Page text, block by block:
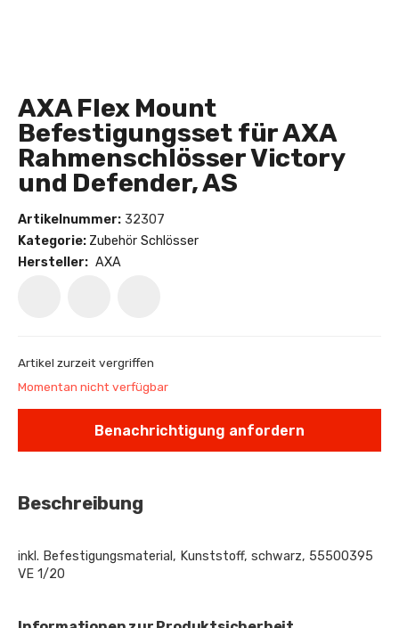
AXA Flex Mount
Befestigungsset für AXA
Rahmenschlösser Victory
und Defender, AS
Artikelnummer: 32307
Kategorie: Zubehör Schlösser
Hersteller: AXA
Artikel zurzeit vergriffen
Momentan nicht verfügbar
Benachrichtigung anfordern
Beschreibung
inkl. Befestigungsmaterial, Kunststoff, schwarz, 55500395
VE 1/20